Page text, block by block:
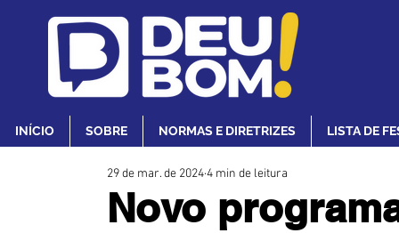
INÍCIO SOBRE NORMAS E DIRETRIZES LISTA DE
Novo
29 de mar. de 20244 min de leitura